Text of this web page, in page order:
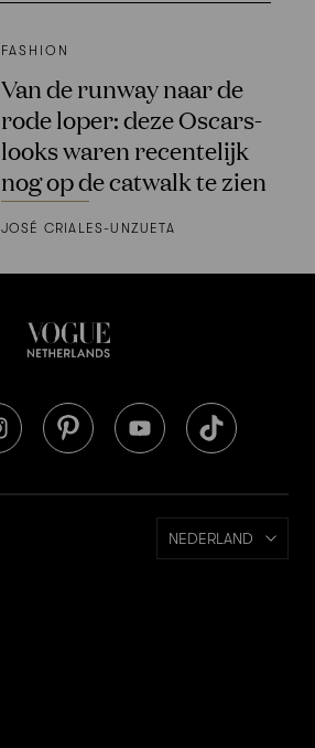
FASHION
Van de runway naar de
rode loper: deze Oscars-
looks waren recentelijk
nog op de catwalk te zien
JOSÉ CRIALES-UNZUETA
NEDERLAND